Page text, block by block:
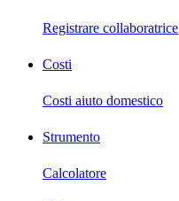
Registrare collaboratrice
Costi
Costi aiuto domestico
Strumento
Calcolatore